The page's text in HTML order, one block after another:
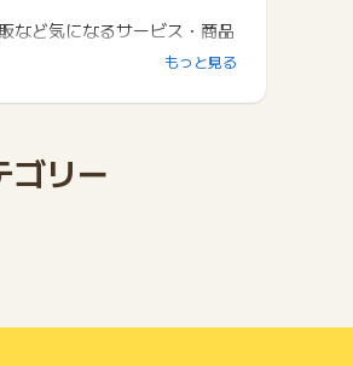
など気になるサービス・商品
もっと見る
ゴリー